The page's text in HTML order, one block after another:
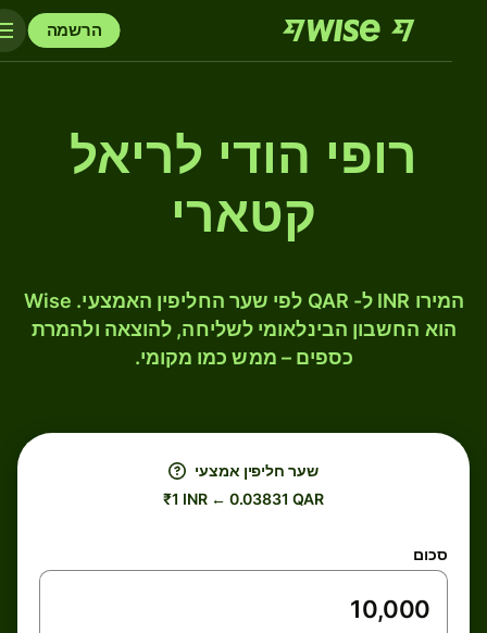
הרשמה
רופי הודי לריאל
קטארי
המירו INR ל- QAR לפי שער החליפין האמצעי. Wise
הוא החשבון הבינלאומי לשליחה, להוצאה ולהמרת
כספים – ממש כמו מקומי.
שער חליפין אמצעי
₹1 INR ← 0.03831 QAR
סכום